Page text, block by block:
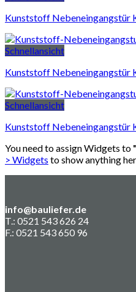
Kunststoff Nebeneingangstür
Schnellansicht
Kunststoff Nebeneingangstür
Schnellansicht
Kunststoff Nebeneingangstür
You need to assign Widgets to
> Widgets to show anything
info@bauliefer.de
T.: 0521 543 626 24
F.: 0521 543 650 96